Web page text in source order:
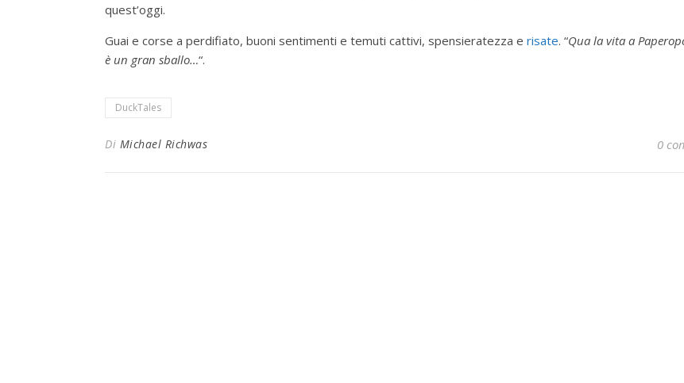
quest’oggi.
Guai e corse a perdifiato, buoni sentimenti e temuti cattivi, spensieratezza e risate. “Qua la vita a
è un gran sballo…“.
DuckTales
Di Michael Richwas 0